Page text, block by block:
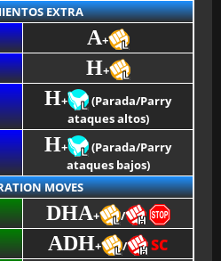
EXTRA
A+
H+
H+
(Parada/Parry
ataques altos)
H+
(Parada/Parry
ataques bajos)
MOVES
DHA+
/
ADH+ / SC